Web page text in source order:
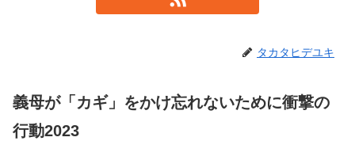
タカタヒデユキ
義母が「カギ」をかけ忘れないために衝撃の
行動2023